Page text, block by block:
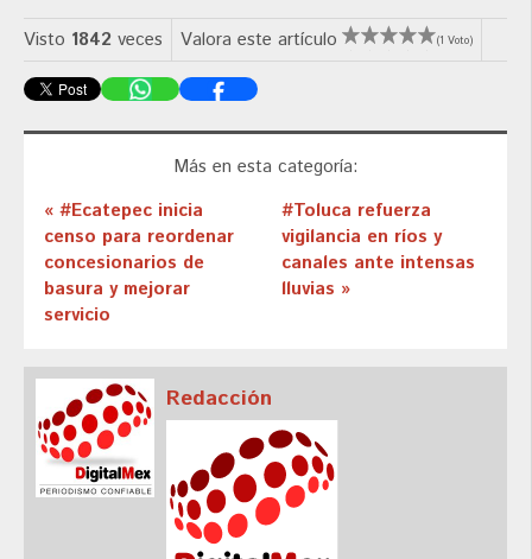
Visto 1842 veces Valora este artículo (1 Voto)
Más en esta categoría:
« #Ecatepec inicia
censo para reordenar
concesionarios de
basura y mejorar
servicio
#Toluca refuerza
vigilancia en ríos y
canales ante intensas
lluvias »
Redacción